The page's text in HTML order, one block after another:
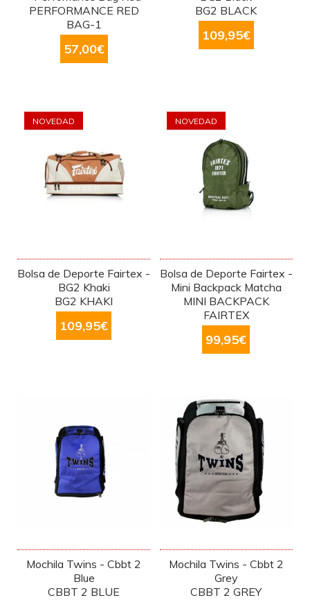
PERFORMANCE RED
BAG-1
57,00€
BG2 BLACK
109,95€
NOVEDAD
Bolsa de Deporte Fairtex -
BG2 Khaki
BG2 KHAKI
109,95€
NOVEDAD
Bolsa de Deporte Fairtex -
Mini Backpack Matcha
MINI BACKPACK
FAIRTEX
99,95€
Mochila Twins - Cbbt 2
Blue
CBBT 2 BLUE
Mochila Twins - Cbbt 2
Grey
CBBT 2 GREY